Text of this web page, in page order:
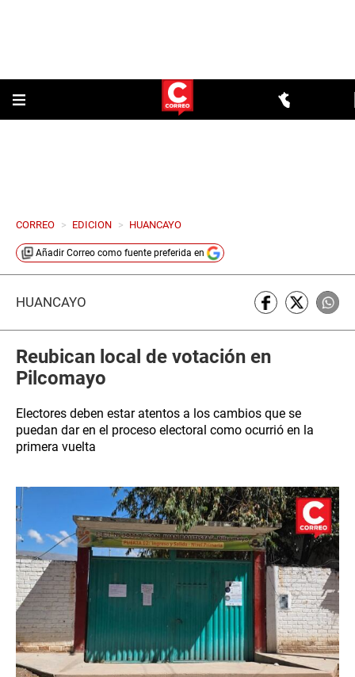
CORREO > EDICION > HUANCAYO
Añadir Correo como fuente preferida en
HUANCAYO
Reubican local de votación en
Pilcomayo
Electores deben estar atentos a los cambios que se
puedan dar en el proceso electoral como ocurrió en la
primera vuelta